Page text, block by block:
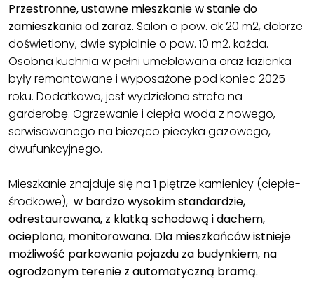
Przestronne, ustawne mieszkanie w stanie do
zamieszkania od zaraz. Salon o pow. ok 20 m2, dobrze
doświetlony, dwie sypialnie o pow. 10 m2. każda.
Osobna kuchnia w pełni umeblowana oraz łazienka
były remontowane i wyposażone pod koniec 2025
roku. Dodatkowo, jest wydzielona strefa na
garderobę. Ogrzewanie i ciepła woda z nowego,
serwisowanego na bieżąco piecyka gazowego,
dwufunkcyjnego.
Mieszkanie znajduje się na 1 piętrze kamienicy (ciepłe-
środkowe), w bardzo wysokim standardzie,
odrestaurowana, z klatką schodową i dachem,
ocieplona, monitorowana. Dla mieszkańców istnieje
możliwość parkowania pojazdu za budynkiem, na
ogrodzonym terenie z automatyczną bramą.